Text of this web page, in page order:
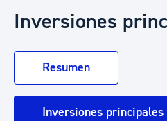
Inversiones
Resumen
Inversiones principales